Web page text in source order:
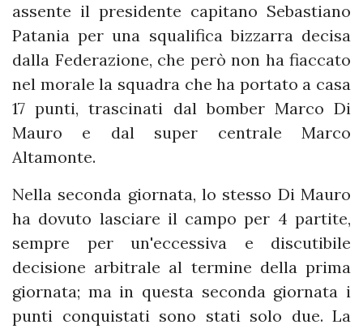
assente il presidente capitano Sebastiano
Patania per una squalifica bizzarra decisa
dalla Federazione, che però non ha fiaccato
nel morale la squadra che ha portato a casa
17 punti, trascinati dal bomber Marco Di
Mauro e dal super centrale Marco
Altamonte.
Nella seconda giornata, lo stesso Di Mauro
ha dovuto lasciare il campo per 4 partite,
sempre per un'eccessiva e discutibile
decisione arbitrale al termine della prima
giornata; ma in questa seconda giornata i
punti conquistati sono stati solo due. La